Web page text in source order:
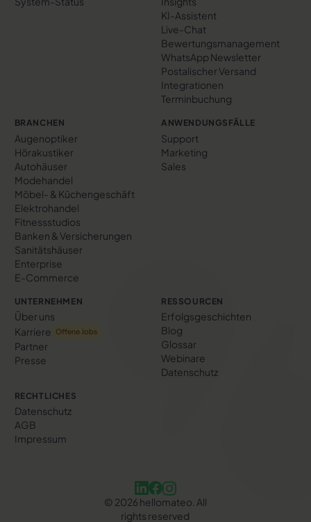
KI-Assistent
Live-Chat
Bewertungs­management
WhatsApp Newsletter
Postalischer Versand
Integrationen
Terminbuchung
BRANCHEN
Augenoptiker
Hörakustiker
Autohäuser
Modehandel
Möbel- & Küchengeschäft
Elektrohandel
Fitnessstudios
Banken & Versicherungen
Sanitätshäuser
Enterprise
E-Commerce
ANWENDUNGSFÄLLE
Support
Marketing
Sales
UNTERNEHMEN
Über uns
Karriere
Offene Jobs
Partner
Presse
RESSOURCEN
Erfolgs­geschichten
Blog
Glossar
Webinare
Datenschutz
RECHTLICHES
Datenschutz
AGB
Impressum
© 2026 hellomateo. All
rights reserved